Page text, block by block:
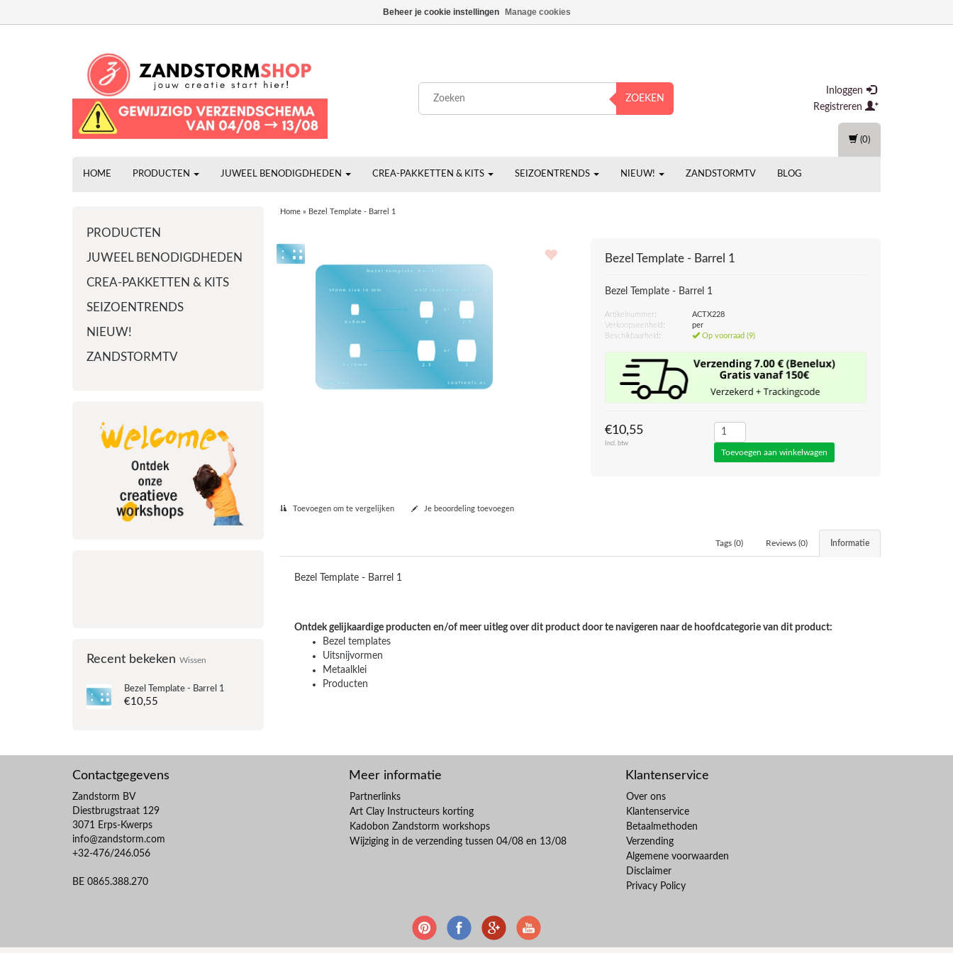
ZOEKEN
Inloggen
Registreren
HOME PRODUCTEN JUWEEL BENODIGDHEDEN CREA-PAKKETTEN & KITS SEIZOENTRENDS NIEUW! ZANDSTORMTV BLOG
(0)
PRODUCTEN
JUWEEL BENODIGDHEDEN
CREA-PAKKETTEN & KITS
SEIZOENTRENDS
NIEUW!
ZANDSTORMTV
Recent bekeken Wissen
Bezel Template - Barrel 1
€10,55
Home» Bezel Template - Barrel 1
Bezel Template - Barrel 1
Bezel Template - Barrel 1
Artikelnummer:
ACTX228
Verkoopseenheid:
per
Beschikbaarheid:
Op voorraad (9)
€10,55
Incl. btw
Toevoegen om te vergelijken Je beoordeling toevoegen
Informatie
Reviews (0)
Tags (0)
Bezel Template - Barrel 1
Ontdek gelijkaardige producten en/of meer uitleg over dit product door te navigeren naar de hoofdcategorie van dit product:
Bezel templates
Uitsnijvormen
Metaalklei
Producten
Contactgegevens
Zandstorm BV
Diestbrugstraat 129
3071 Erps-Kwerps
info@zandstorm.com
+32-476/246.056
BE 0865.388.270
Meer informatie
Partnerlinks
Art Clay Instructeurs korting
Kadobon Zandstorm workshops
Wijziging in de verzending tussen 04/08 en 13/08
Klantenservice
Over ons
Klantenservice
Betaalmethoden
Verzending
Algemene voorwaarden
Disclaimer
Privacy Policy
Beheer je cookie instellingen Manage cookies